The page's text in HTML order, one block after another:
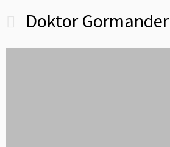
Doktor Gormander